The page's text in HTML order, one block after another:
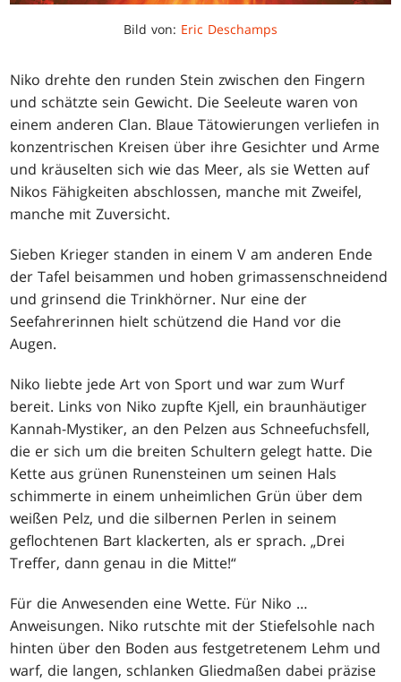
Bild von: Eric Deschamps
Niko drehte den runden Stein zwischen den Fingern
und schätzte sein Gewicht. Die Seeleute waren von
einem anderen Clan. Blaue Tätowierungen verliefen in
konzentrischen Kreisen über ihre Gesichter und Arme
und kräuselten sich wie das Meer, als sie Wetten auf
Nikos Fähigkeiten abschlossen, manche mit Zweifel,
manche mit Zuversicht.
Sieben Krieger standen in einem V am anderen Ende
der Tafel beisammen und hoben grimassenschneidend
und grinsend die Trinkhörner. Nur eine der
Seefahrerinnen hielt schützend die Hand vor die
Augen.
Niko liebte jede Art von Sport und war zum Wurf
bereit. Links von Niko zupfte Kjell, ein braunhäutiger
Kannah-Mystiker, an den Pelzen aus Schneefuchsfell,
die er sich um die breiten Schultern gelegt hatte. Die
Kette aus grünen Runensteinen um seinen Hals
schimmerte in einem unheimlichen Grün über dem
weißen Pelz, und die silbernen Perlen in seinem
geflochtenen Bart klackerten, als er sprach. „Drei
Treffer, dann genau in die Mitte!“
Für die Anwesenden eine Wette. Für Niko …
Anweisungen. Niko rutschte mit der Stiefelsohle nach
hinten über den Boden aus festgetretenem Lehm und
warf, die langen, schlanken Gliedmaßen dabei präzise